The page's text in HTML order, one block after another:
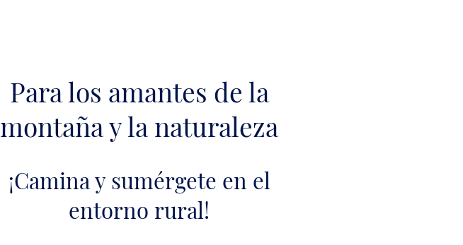
Para los amantes de la
montaña y la naturaleza
¡Camina y sumérgete en el
entorno rural!